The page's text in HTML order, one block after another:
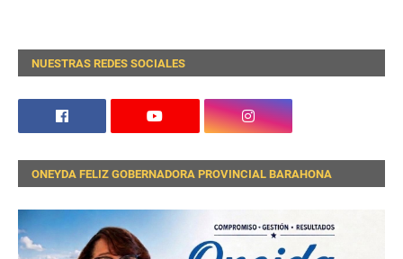
NUESTRAS REDES SOCIALES
ONEYDA FELIZ GOBERNADORA PROVINCIAL BARAHONA